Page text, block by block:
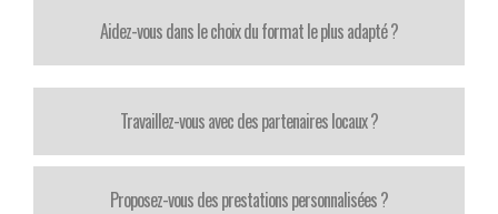
Aidez-vous dans le choix du format le plus adapté ?
Travaillez-vous avec des partenaires locaux ?
Proposez-vous des prestations personnalisées ?